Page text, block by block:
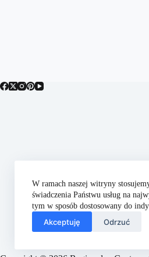
W ramach naszej witryny
świadczenia Państwu usług na
tym w sposób dostosowany do
Akceptuję Odrzuć